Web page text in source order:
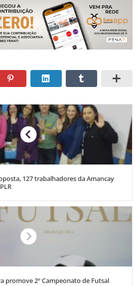
127 trabalhadores da Amancay
promove 2º Campeonato de Futsal